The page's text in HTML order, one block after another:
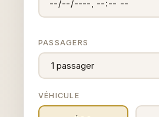
PASSAGERS
VÉHICULE